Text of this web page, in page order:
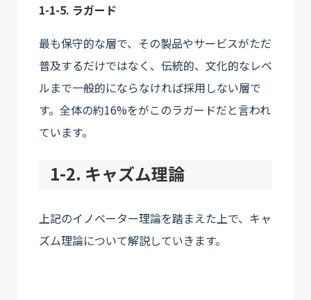
1-1-5. ラガード
最も保守的な層で、その製品やサービスがただ
普及するだけではなく、伝統的、文化的なレベ
ルまで一般的にならなければ採用しない層で
す。全体の約16%をがこのラガードだと言われ
ています。
1-2. キャズム理論
上記のイノベーター理論を踏まえた上で、キャ
ズム理論について解説していきます。